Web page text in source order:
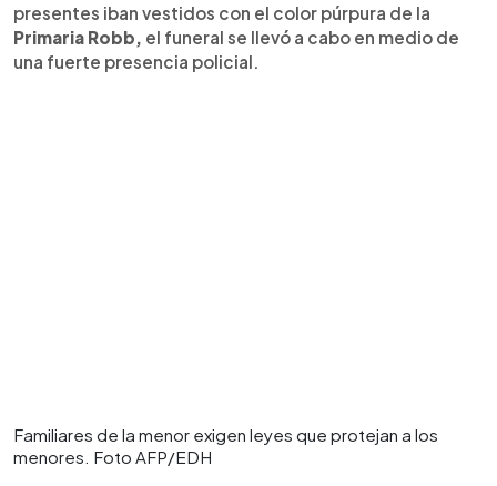
presentes iban vestidos con el color púrpura de la
Primaria Robb, el funeral se llevó a cabo en medio de
una fuerte presencia policial.
Familiares de la menor exigen leyes que protejan a los
menores. Foto AFP/EDH